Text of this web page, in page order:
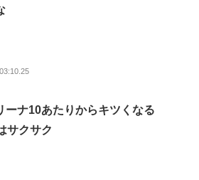
ーナ10あたりからキツくなる
サクサク